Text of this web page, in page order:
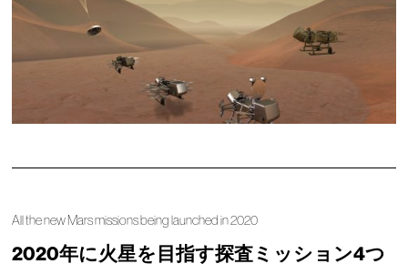
All the new Mars missions being launched in 2020
2020年に火星を目指す探査ミッション4つ